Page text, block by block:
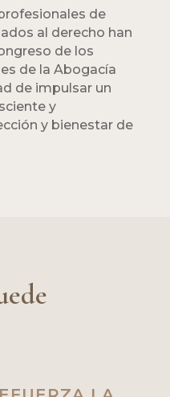
de
al derecho han
de los
de la Abogacía
de impulsar un
y
y bienestar de